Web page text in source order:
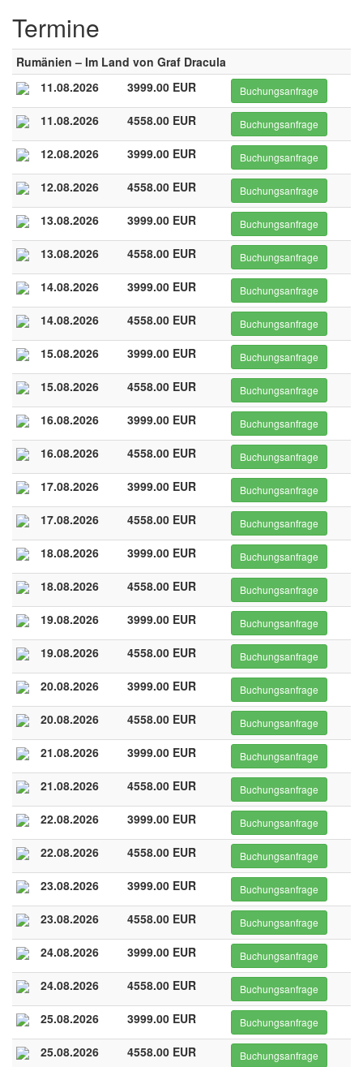
Termine
Rumänien – Im Land von Graf Dracula
11.08.2026
3999.00 EUR Buchungsanfrage
11.08.2026 4558.00 EUR Buchungsanfrage
12.08.2026 3999.00 EUR Buchungsanfrage
12.08.2026 4558.00 EUR Buchungsanfrage
13.08.2026 3999.00 EUR Buchungsanfrage
13.08.2026 4558.00 EUR Buchungsanfrage
14.08.2026 3999.00 EUR Buchungsanfrage
14.08.2026 4558.00 EUR Buchungsanfrage
15.08.2026 3999.00 EUR Buchungsanfrage
15.08.2026 4558.00 EUR Buchungsanfrage
16.08.2026 3999.00 EUR Buchungsanfrage
16.08.2026 4558.00 EUR Buchungsanfrage
17.08.2026 3999.00 EUR Buchungsanfrage
17.08.2026 4558.00 EUR Buchungsanfrage
18.08.2026 3999.00 EUR Buchungsanfrage
18.08.2026 4558.00 EUR Buchungsanfrage
19.08.2026 3999.00 EUR Buchungsanfrage
19.08.2026 4558.00 EUR Buchungsanfrage
20.08.2026 3999.00 EUR Buchungsanfrage
20.08.2026 4558.00 EUR Buchungsanfrage
21.08.2026 3999.00 EUR Buchungsanfrage
21.08.2026 4558.00 EUR Buchungsanfrage
22.08.2026 3999.00 EUR Buchungsanfrage
22.08.2026 4558.00 EUR Buchungsanfrage
23.08.2026 3999.00 EUR Buchungsanfrage
23.08.2026 4558.00 EUR Buchungsanfrage
24.08.2026 3999.00 EUR Buchungsanfrage
24.08.2026 4558.00 EUR Buchungsanfrage
25.08.2026 3999.00 EUR Buchungsanfrage
25.08.2026 4558.00 EUR Buchungsanfrage